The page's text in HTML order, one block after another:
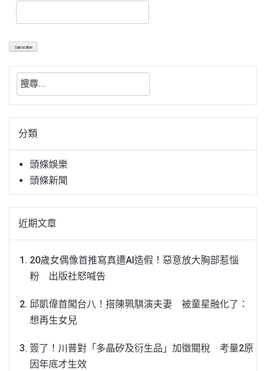
搜
關
字:分類
頭條娛樂
頭條新聞
近期文章
20歲女偶像首推寫真遭AI造假！惡意放大胸部惹惱
粉 出版社怒喊告
邱凱偉首闖台八！搭陳珮騏演夫妻 被童星融化了：
想再生女兒
簽了！川普對「多晶矽及衍生品」加徵關稅 考量2原
因年底才生效